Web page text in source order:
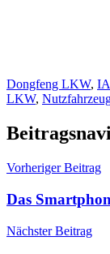
Dongfeng LKW,
LKW,
Vorheriger Beitrag
Das
Nächster Beitrag